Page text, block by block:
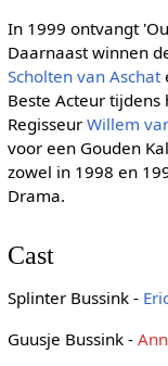
In 1999 ontvangt
Daarnaast winnen
Scholten van Aschat
Beste Acteur
Regisseur Willem
voor een Gouden
zowel in 1998 en
Drama.
Cast
Splinter Bussink -
Guusje Bussink -